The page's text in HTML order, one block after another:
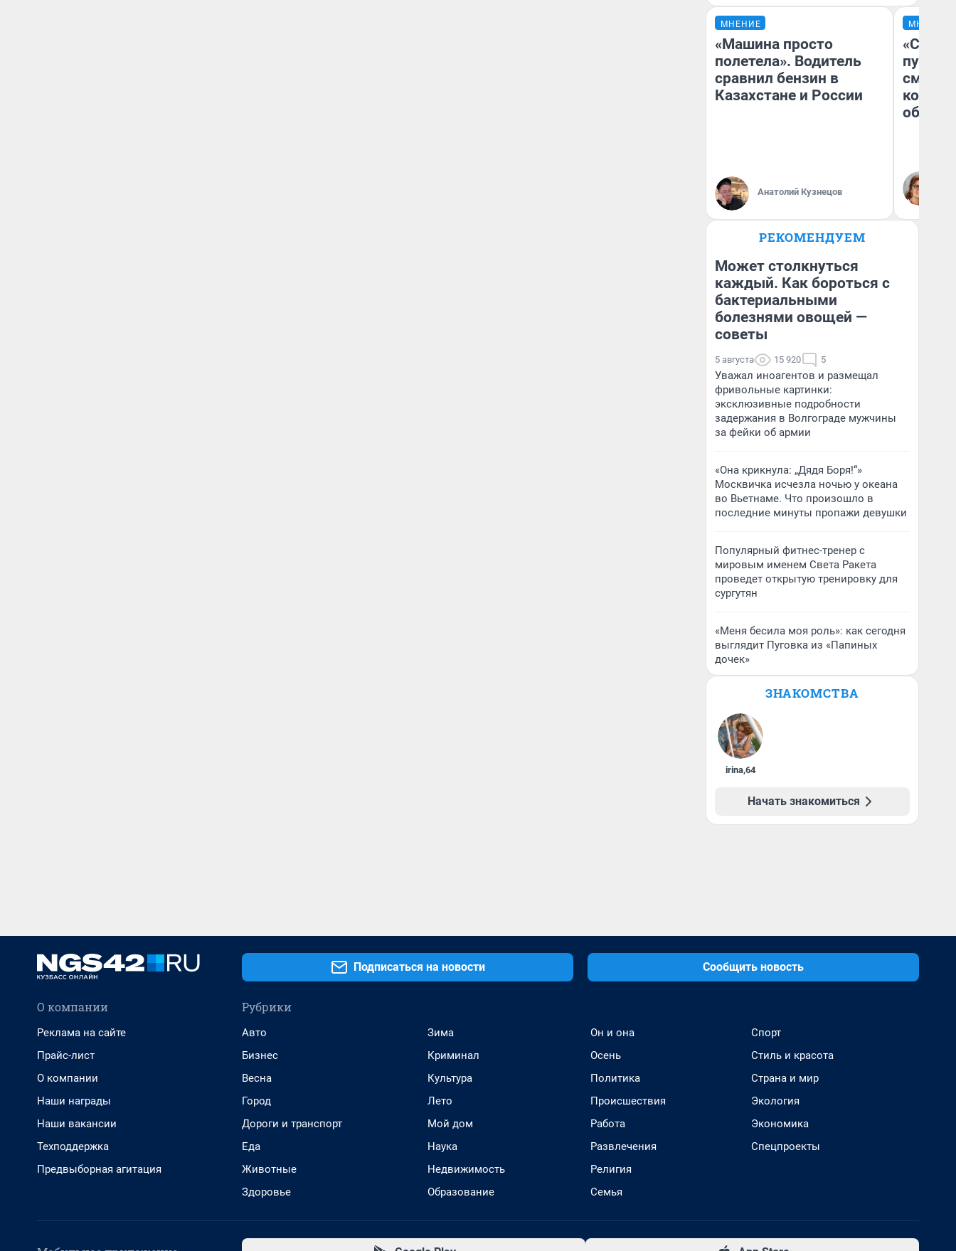
МНЕНИЕ
«Машина просто
полетела». Водитель
сравнил бензин в
Казахстане и России
Анатолий Кузнецов
МНЕНИЕ
РЕКОМЕНДУЕМ
Может столкнуться
каждый. Как бороться с
бактериальными
болезнями овощей —
советы
5 августа 15 920 5
Уважал иноагентов и размещал
фривольные картинки:
эксклюзивные подробности
задержания в Волгограде мужчины
за фейки об армии
«Она крикнула: „Дядя Боря!“»
Москвичка исчезла ночью у океана
во Вьетнаме. Что произошло в
последние минуты пропажи девушки
Популярный фитнес-тренер с
мировым именем Света Ракета
проведет открытую тренировку для
сургутян
«Меня бесила моя роль»: как сегодня
выглядит Пуговка из «Папиных
дочек»
ЗНАКОМСТВА
irina,64
Начать знакомиться
Подписаться на новости Сообщить новость
О компании
Реклама на сайте
Прайс-лист
О компании
Наши награды
Наши вакансии
Техподдержка
Предвыборная агитация
Рубрики
Авто
Бизнес
Весна
Город
Дороги и транспорт
Еда
Животные
Здоровье
Зима
Криминал
Культура
Лето
Мой дом
Наука
Недвижимость
Образование
Он и она
Осень
Политика
Происшествия
Работа
Развлечения
Религия
Семья
Спорт
Стиль и красота
Страна и мир
Экология
Экономика
Спецпроекты